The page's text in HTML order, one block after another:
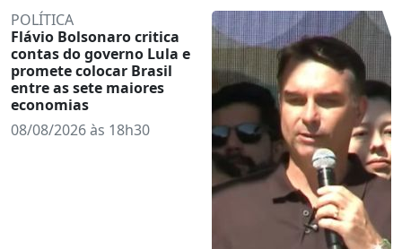
POLÍTICA
Flávio Bolsonaro critica
contas do governo Lula e
promete colocar Brasil
entre as sete maiores
economias
08/08/2026 às 18h30